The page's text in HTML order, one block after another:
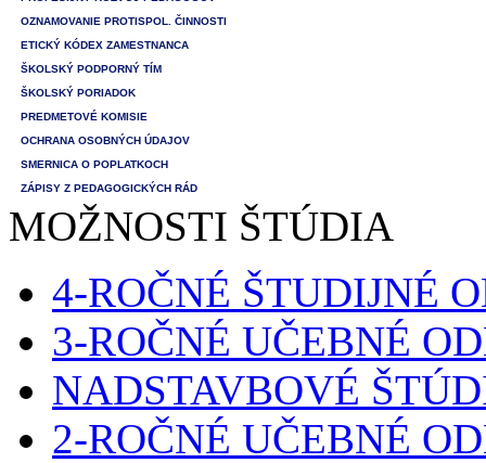
OZNAMOVANIE PROTISPOL. ČINNOSTI
ETICKÝ KÓDEX ZAMESTNANCA
ŠKOLSKÝ PODPORNÝ TÍM
ŠKOLSKÝ PORIADOK
PREDMETOVÉ KOMISIE
OCHRANA OSOBNÝCH ÚDAJOV
SMERNICA O POPLATKOCH
ZÁPISY Z PEDAGOGICKÝCH RÁD
MOŽNOSTI ŠTÚDIA
4-ROČNÉ ŠTUDIJNÉ
3-ROČNÉ UČEBNÉ
NADSTAVBOVÉ
2-ROČNÉ UČEBNÉ